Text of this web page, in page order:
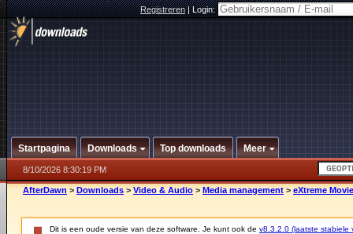
Registreren|Login:
Startpagina Downloads Top downloads Meer
8/10/2026 8:30:19 PM
AfterDawn > Downloads > Video & Audio > Media management > eXtreme
Dit is een oude versie van deze software. Je kunt ook de v8.3.2.0 (laatste stabiele